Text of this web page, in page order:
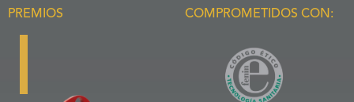
PREMIOS COMPROMETIDOS CON: